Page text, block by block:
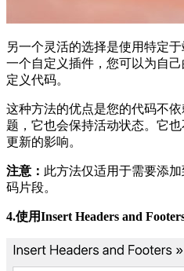
另一个灵活的选择是使用特定于
一个自定义插件，您可以为自
定义代码。
这种方法的优点是您的代码不
题，它也会保持活动状态。它也
更新的影响。
注意： 此方法仅适用于需要添加
码片段。
4.使用Insert Headers and